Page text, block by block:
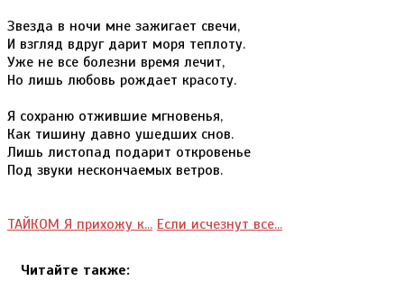
Звезда в ночи мне зажигает свечи,
И взгляд вдруг дарит моря теплоту.
Уже не все болезни время лечит,
Но лишь любовь рождает красоту.
Я сохраню отжившие мгновенья,
Как тишину давно ушедших снов.
Лишь листопад подарит откровенье
Под звуки нескончаемых ветров.
ТАЙКОМ Я прихожу к... Если исчезнут все...
Читайте также: